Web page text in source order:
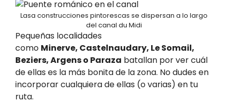
Lasa construcciones pintorescas se dispersan a lo largo
del canal du Midi
Pequeñas localidades
como Minerve, Castelnaudary, Le Somail,
Beziers, Argens o Paraza batallan por ver cuál
de ellas es la más bonita de la zona. No dudes en
incorporar cualquiera de ellas (o varias) en tu
ruta.